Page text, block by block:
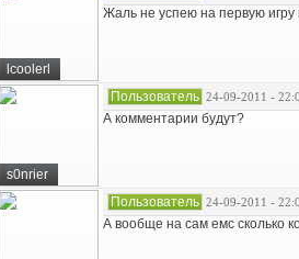
lcoolerl
Жаль не успею на первую игру
s0nrier
Пользователь 24-09-2011 -
А комментарии будут?
Пользователь 24-09-2011 -
А вообще на сам емс сколько